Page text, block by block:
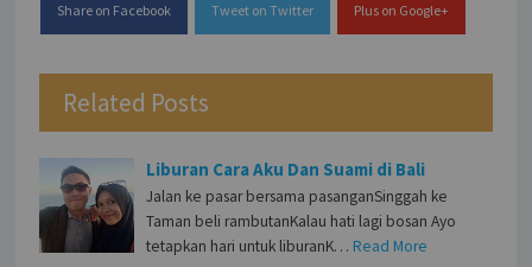
Share on Facebook Tweet on Twitter Plus on Google+
Related Posts
Liburan Cara Aku Dan Suami di Bali
Jalan ke pasar bersama pasanganSinggah ke
Taman beli rambutanKalau hati lagi bosan Ayo
tetapkan hari untuk liburanK… Read More